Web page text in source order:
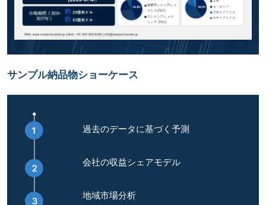
サンプル納品物ショーケース
過去のデータに基づく予測
会社の収益シェアモデル
地域市場分析